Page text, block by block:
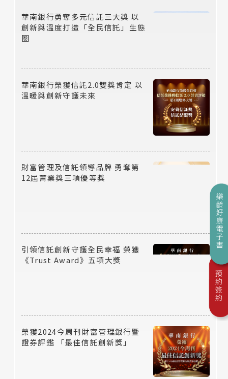
華南銀行勇奪多元信託三大獎 以
創新與溫度打造「全民信託」生態
圈
華南銀行榮獲信託2.0雙獎肯定 以
溫暖與創新守護未來
財富管理及信託領導品牌 勇奪第
12屆菁業獎三項優等獎
引領信託創新守護全民幸福 榮獲
《Trust Award》五項大獎
榮獲2024今周刊財富管理銀行暨
證券評鑑 「最佳信託創新獎」